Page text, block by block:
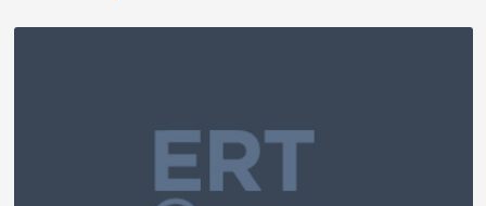
Οικονομία
LIVE